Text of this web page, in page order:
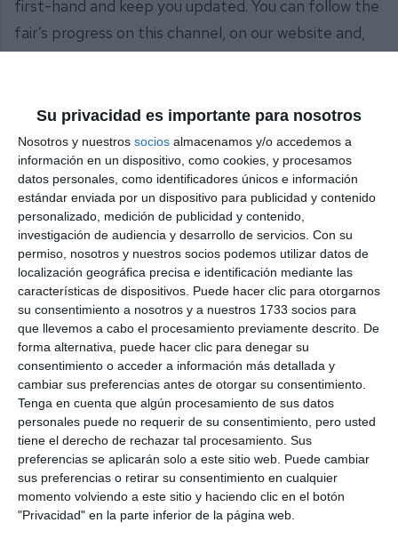
Su privacidad es importante para nosotros
Nosotros y nuestros socios almacenamos y/o accedemos a
información en un dispositivo, como cookies, y procesamos
datos personales, como identificadores únicos e información
estándar enviada por un dispositivo para publicidad y contenido
personalizado, medición de publicidad y contenido,
investigación de audiencia y desarrollo de servicios. Con su
permiso, nosotros y nuestros socios podemos utilizar datos de
localización geográfica precisa e identificación mediante las
características de dispositivos. Puede hacer clic para otorgarnos
su consentimiento a nosotros y a nuestros 1733 socios para
que llevemos a cabo el procesamiento previamente descrito. De
forma alternativa, puede hacer clic para denegar su
consentimiento o acceder a información más detallada y
cambiar sus preferencias antes de otorgar su consentimiento.
Tenga en cuenta que algún procesamiento de sus datos
personales puede no requerir de su consentimiento, pero usted
tiene el derecho de rechazar tal procesamiento. Sus
preferencias se aplicarán solo a este sitio web. Puede cambiar
sus preferencias o retirar su consentimiento en cualquier
momento volviendo a este sitio y haciendo clic en el botón
"Privacidad" en la parte inferior de la página web.
first-hand and keep you updated. You can follow the
fair’s progress on this channel, on our website and,
Share it with this link:
https://mijasint.com/?
a=38567
FERIA LAS LAGUNAS MIJAS